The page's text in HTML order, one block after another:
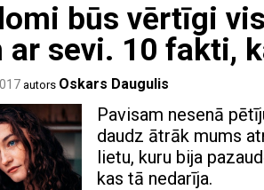
būs vērtīgi
ar sevi. 10 fakti,
autors Oskars Daugulis
Pavisam nesenā
daudz ātrāk mums
lietu, kuru bija
kas tā nedarīja.